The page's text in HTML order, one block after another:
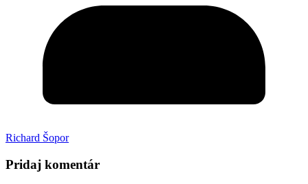
Richard Šopor
Pridaj komentár